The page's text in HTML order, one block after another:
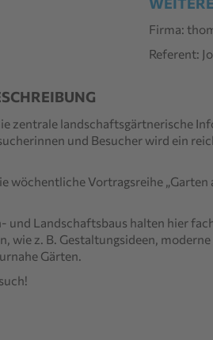
Firma:
Referent:
zentrale landschaftsgärtnerische
cherinnen und Besucher wird ein
wöchentliche Vortragsreihe
und Landschaftsbaus halten hier
wie z. B. Gestaltungsideen, mode
Gärten.